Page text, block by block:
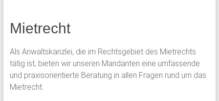
Mietrecht
Als Anwaltskanzlei, die im Rechtsgebiet des Mietrechts
tätig ist, bieten wir unseren Mandanten eine umfassende
und praxisorientierte Beratung in allen Fragen rund um das
Mietrecht.